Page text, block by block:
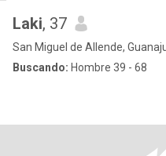
Laki, 37
San Miguel de Allende,
Buscando: Hombre 39 - 68